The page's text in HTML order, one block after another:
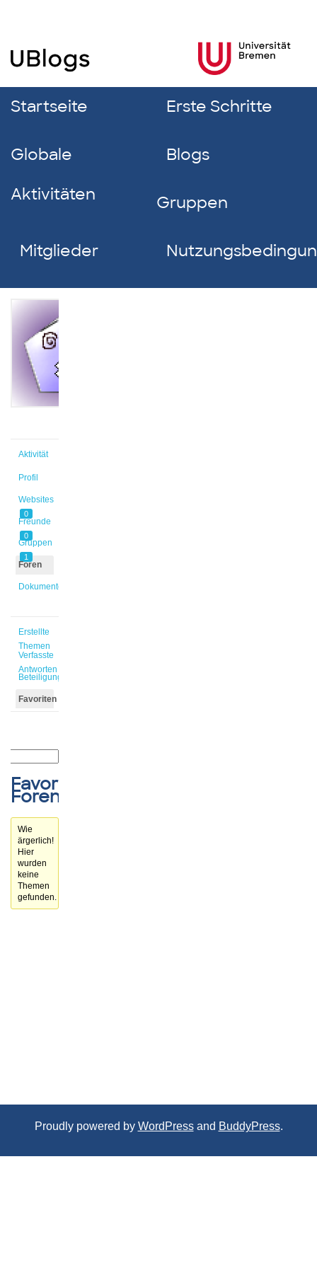
Startseite Erste Schritte
Globale
Aktivitäten
Blogs
Gruppen
Mitglieder
Aktivität
Profil
Websites
0
Freunde
0
Gruppen
1
Foren
Dokumente
Erstellte
Themen
Verfasste
Antworten
Beteiligungen
Favoriten
Favorisierte
Forenthemen
Wie
ärgerlich!
Hier
wurden
keine
Themen
gefunden.
Proudly powered by WordPressand BuddyPress.